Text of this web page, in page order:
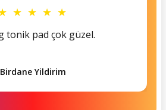
★ ★ ★ ★
tonik pad çok güzel.
Birdane Yildirim